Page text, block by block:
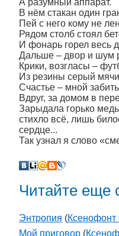
А разумный аппарат.
В нём стакан один
Пей с него кому не
Рядом столб стоял
И фонарь горел весь
Дальше – двор и шум
Крики, возгласы –
Из резины серый
Счастье – мной
Вдруг, за домом в
Зарыдала горько
стихло всё, лишь
сердце...
Так узнал я слово
Читайте еще
Энтропия (
Мой приговор (